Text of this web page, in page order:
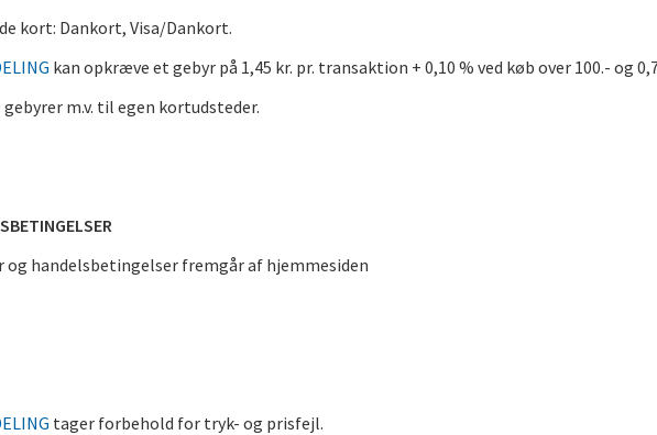
kort: Dankort, Visa/Dankort.
kan opkræve et gebyr på 1,45 kr. pr. transaktion + 0,10 % ved køb over 100.- og
m.v. til egen kortudsteder.
handelsbetingelser fremgår af hjemmesiden
tager forbehold for tryk- og prisfejl.